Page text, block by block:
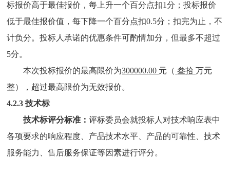
标报价高于最佳报价，每上升一个百分点扣1分；投标报价
低于最佳报价值，每下降一个百分点扣0.5分；扣完为止，不
计负分。投标人承诺的优惠条件可酌情加分，但最多不超过
5分。
本次投标报价的最高限价为300000.00 元（ 叁拾 万元
整）
，超过最高限价为无效报价。
4.2.3 技术标
技术标评分标准：评标委员会就投标人对技术响应表中
各项要求的响应程度、产品技术水平、产品的可靠性、技术
服务能力、售后服务保证等因素进行评分。